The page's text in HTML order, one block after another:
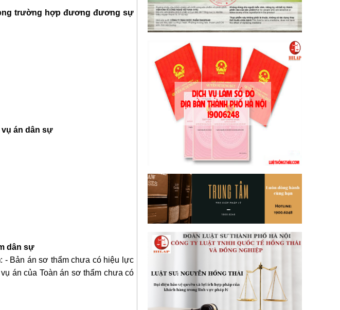
trường hợp đương đương sự
án dân sự
dân sự
- Bản án sơ thẩm chưa có hiệu lực
án của Toàn án sơ thẩm chưa có